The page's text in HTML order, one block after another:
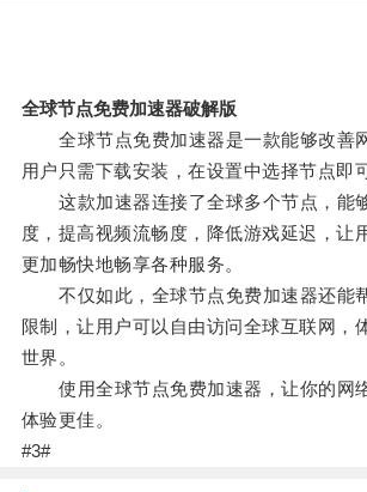
全球节点免费加速器破解版
全球节点免费加速器是一款能够改善网
用户只需下载安装，在设置中选择节点即
这款加速器连接了全球多个节点，能
度，提高视频流畅度，降低游戏延迟，让
更加畅快地畅享各种服务。
不仅如此，全球节点免费加速器还能
限制，让用户可以自由访问全球互联网，
世界。
使用全球节点免费加速器，让你的网
体验更佳。
#3#